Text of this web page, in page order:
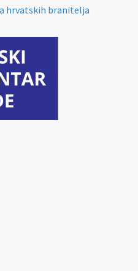
hrvatskih branitelja